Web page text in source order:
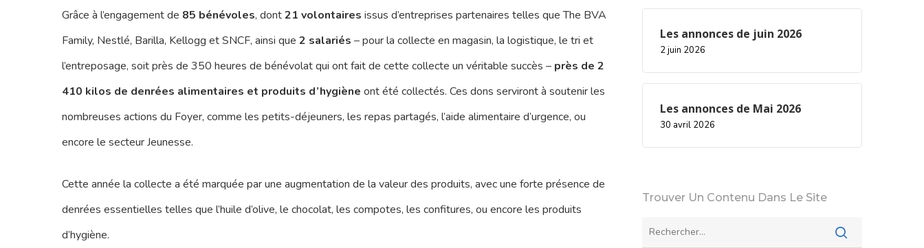
Grâce à l’engagement de 85 bénévoles, dont21 volontaires issus d’entreprises partenaires telles que The BVA
Family, Nestlé, Barilla, Kellogg et SNCF, ainsi que 2 salariés – pour la collecte en magasin, la logistique, le tri et
l’entreposage, soit près de 350 heures de bénévolat qui ont fait de cette collecte un véritable succès – près de 2
410 kilos de denrées alimentaires et produits d’hygiène ont été collectés. Ces dons serviront à soutenir les
nombreuses actions du Foyer, comme les petits-déjeuners, les repas partagés, l’aide alimentaire d’urgence, ou
encore le secteur Jeunesse.
Cette année la collecte a été marquée par une augmentation de la valeur des produits, avec une forte présence de
denrées essentielles telles que l’huile d’olive, le chocolat, les compotes, les confitures, ou encore les produits
d’hygiène.
Les annonces de juin 2026
2 juin 2026
Les annonces de Mai 2026
30 avril 2026
Trouver Un Contenu Dans Le Site